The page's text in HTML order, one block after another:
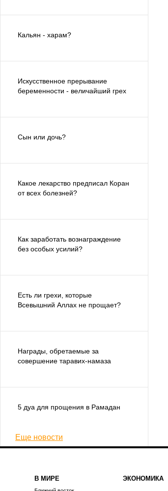
Кальян - харам?
Искусственное прерывание
беременности - величайший грех
Сын или дочь?
Какое лекарство предписал Коран
от всех болезней?
Как заработать вознаграждение
без особых усилий?
Есть ли грехи, которые
Всевышний Аллах не прощает?
Награды, обретаемые за
совершение таравих-намаза
5 дуа для прощения в Рамадан
Еще новости
В МИРЕ ЭКОНОМИКА